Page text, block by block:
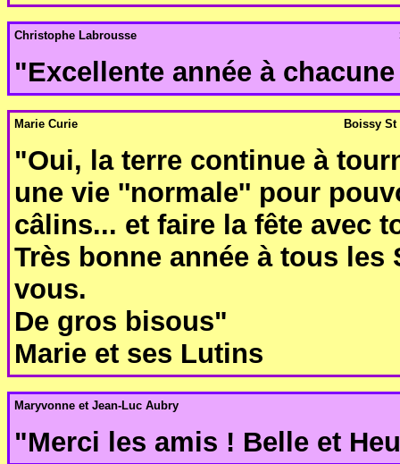
Christophe Labrousse
"Excellente année à
Marie Curie Boissy St
"Oui, la terre continue à
une vie ''normale'' pour
câlins... et faire la fête avec
Très bonne année à tous
vous.
De gros bisous"
Marie et ses Lutins
Maryvonne et Jean-Luc Aubry
"Merci les amis ! Belle et